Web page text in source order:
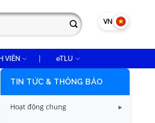
VN EN
VIÊN eTLU
TIN TỨC & THÔNG BÁO
Hoạt động chung